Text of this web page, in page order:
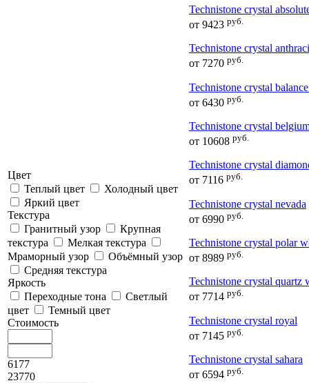
Цвет
Теплый цвет
Холодный цвет
Яркий цвет
Текстура
Гранитный узор
Крупная
текстура
Мелкая текстура
Мраморный узор
Объёмный узор
Средняя текстура
Яркость
Переходные тона
Светлый
цвет
Темный цвет
Стоимость
6177
23770
Technistone crystal
от 9423 руб.
Technistone crystal
от 7270 руб.
Technistone crystal
от 6430 руб.
Technistone crystal
от 10608 руб.
Technistone crystal
от 7116 руб.
Technistone crystal nevada
от 6990 руб.
Technistone crystal polar
от 8989 руб.
Technistone crystal quartz
от 7714 руб.
Technistone crystal royal
от 7145 руб.
Technistone crystal sahara
от 6594 руб.